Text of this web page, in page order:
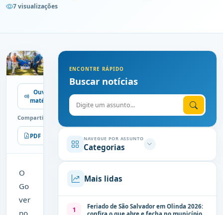
7 visualizações
Ouvir
matéria
Compartilhe
PDF Imprimir
O
Go
ver
ENCONTRE RÁPIDO
Buscar notícias
Digite o assunto
NAVEGUE POR ASSUNTO
Categorias
Mais lidas
1
Feriado de São Salvador em Olinda 2026: